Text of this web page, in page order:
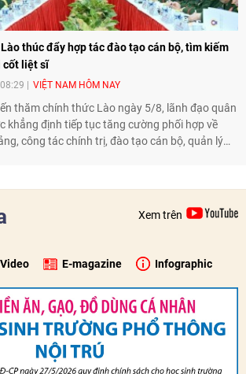
thúc đẩy hợp tác đào tạo cán bộ, tìm kiếm
cốt liệt sĩ
VIỆT NAM HÔM NAY
thăm chính thức Lào ngày 5/8, lãnh đạo quân
khẳng định tiếp tục tăng cường phối hợp về
công tác chính trị, đào tạo cán bộ, quản lý
Xem trên
Video E-magazine Infographic